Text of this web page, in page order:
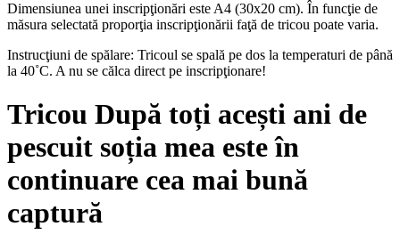
Dimensiunea unei inscripţionări este A4 (30x20 cm). În funcţie de
măsura selectată proporţia inscripţionării faţă de tricou poate varia.
Instrucţiuni de spălare: Tricoul se spală pe dos la temperaturi de până
la 40˚C. A nu se călca direct pe inscripţionare!
Tricou După toți acești ani de
pescuit soția mea este în
continuare cea mai bună
captură